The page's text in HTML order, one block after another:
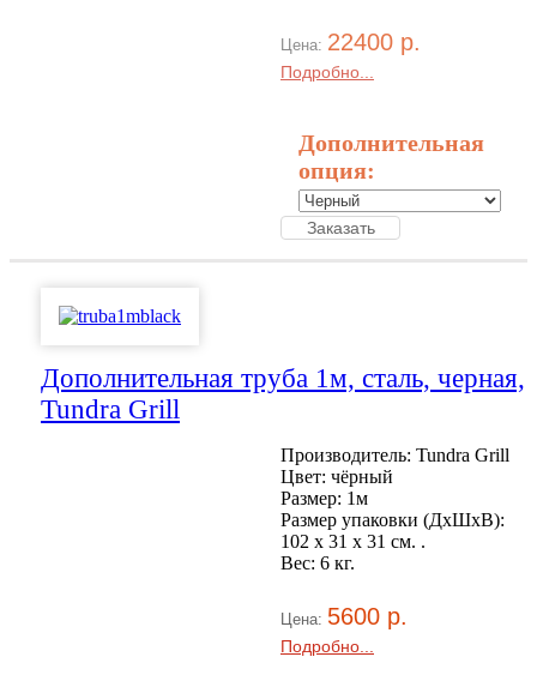
Цена: 22400 р.
Подробно...
Дополнительная
опция:
Дополнительная труба 1м, сталь, черная,
Tundra Grill
Производитель: Tundra Grill
Цвет: чёрный
Размер: 1м
Размер упаковки (ДхШхВ):
102 х 31 x 31 см. .
Вес: 6 кг.
Цена: 5600 р.
Подробно...